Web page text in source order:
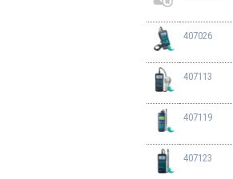
407026
407113
407119
407123